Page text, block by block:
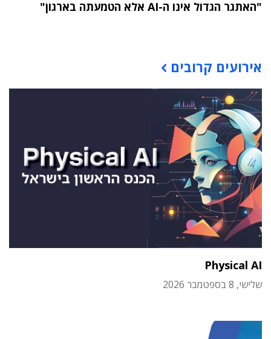
"האתגר הגדול אינו ה-AI אלא הטמעתה בארגון"
אירועים קרובים
Physical AI
שלישי, 8 בספטמבר 2026